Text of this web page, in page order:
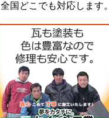
全国どこでも対応します。